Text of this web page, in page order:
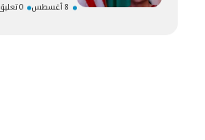
8 أغسطس 0 تعليق